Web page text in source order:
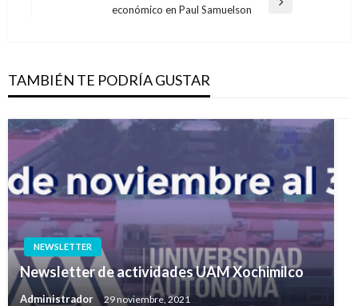
económico en Paul Samuelson
TAMBIÉN TE PODRÍA GUSTAR
NEWSLETTER
Newsletter de actividades UAM Xochimilco
Administrador 29 noviembre, 2021